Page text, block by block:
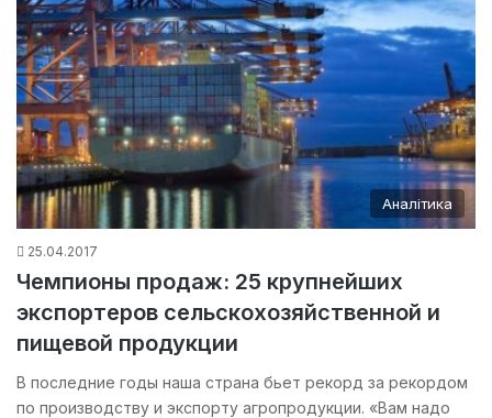
Аналітика
25.04.2017
Чемпионы продаж: 25 крупнейших
экспортеров сельскохозяйственной и
пищевой продукции
В последние годы наша страна бьет рекорд за рекордом
по производству и экспорту агропродукции. «Вам надо